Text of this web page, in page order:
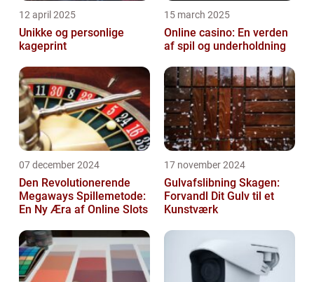
12 april 2025
Unikke og personlige
kageprint
15 march 2025
Online casino: En verden
af spil og underholdning
07 december 2024
Den Revolutionerende
Megaways Spillemetode:
En Ny Æra af Online Slots
17 november 2024
Gulvafslibning Skagen:
Forvandl Dit Gulv til et
Kunstværk